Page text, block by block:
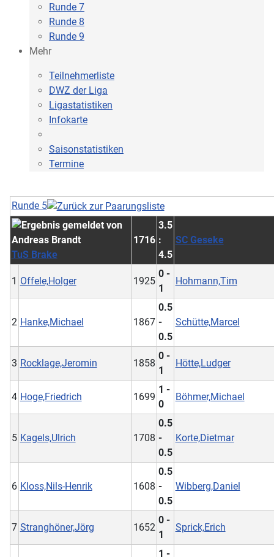
Runde 7
Runde 8
Runde 9
Mehr
Teilnehmerliste
DWZ der Liga
Ligastatistiken
Infokarte
Saisonstatistiken
Termine
Runde 5
TuS Brake
1716
3.5
:
4.5
SC Geseke
1 Offele,Holger 1925
0 -
1
Hohmann,Tim
2 Hanke,Michael 1867
0.5
-
0.5
Schütte,Marcel
3 Rocklage,Jeromin 1858
0 -
1
Hötte,Ludger
4 Hoge,Friedrich 1699
1 -
0
Böhmer,Michael
5 Kagels,Ulrich 1708
0.5
-
0.5
Korte,Dietmar
6 Kloss,Nils-Henrik 1608
0.5
-
0.5
Wibberg,Daniel
7 Stranghöner,Jörg 1652
0 -
1
Sprick,Erich
1 -